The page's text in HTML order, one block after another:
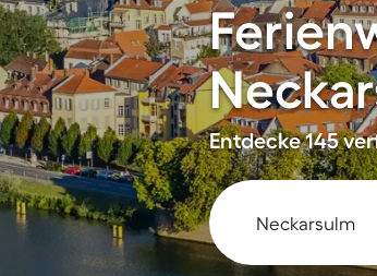
Entdecke 145